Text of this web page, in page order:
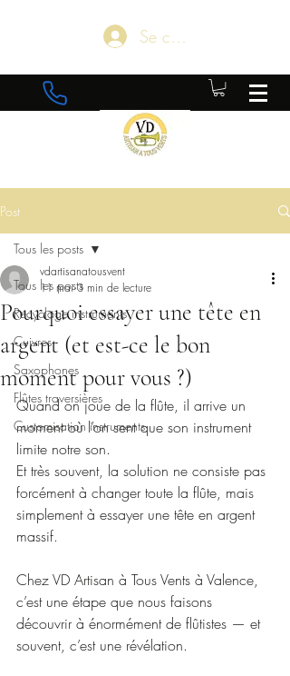
Se connecter
Post
Tous les posts
Recyclage instruments
Cuivres
Saxophones
Flûtes traversières
Customisation instruments
Tous les posts
Pourquoi essayer une tête en
argent (et est-ce le bon
moment pour vous ?)
vdartisanatousvent
11 mai 3 min de lecture
Quand on joue de la flûte, il arrive un
moment où l’on sent que son instrument
limite notre son.
Et très souvent, la solution ne consiste pas
forcément à changer toute la flûte, mais
simplement à essayer une tête en argent
massif.
Chez VD Artisan à Tous Vents à Valence,
c’est une étape que nous faisons
découvrir à énormément de flûtistes — et
souvent, c’est une révélation.